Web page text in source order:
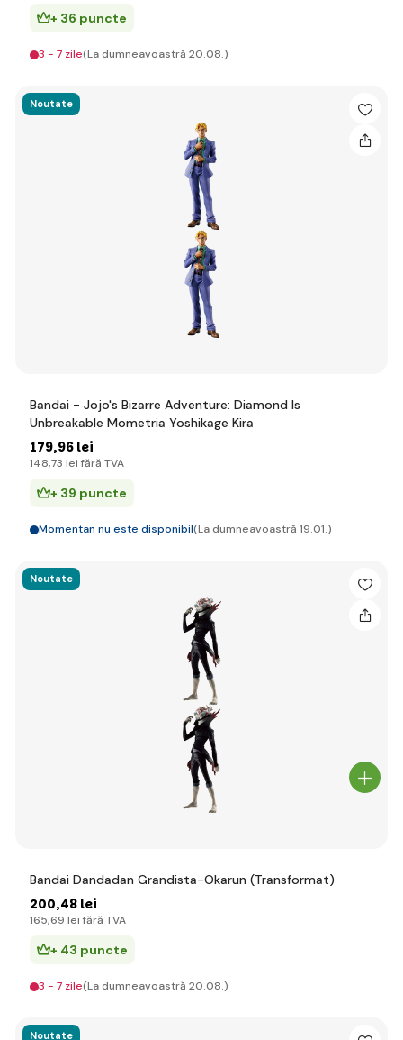
+ 36 puncte
3 - 7 zile(La dumneavoastră 20.08.)
Noutate
Bandai - Jojo's Bizarre Adventure: Diamond Is
Unbreakable Mometria Yoshikage Kira
179,96 lei
148,73 lei fără TVA
+ 39 puncte
Momentan nu este disponibil(La dumneavoastră 19.01.)
Noutate
Bandai Dandadan Grandista-Okarun (Transformat)
200,48 lei
165,69 lei fără TVA
+ 43 puncte
3 - 7 zile(La dumneavoastră 20.08.)
Noutate